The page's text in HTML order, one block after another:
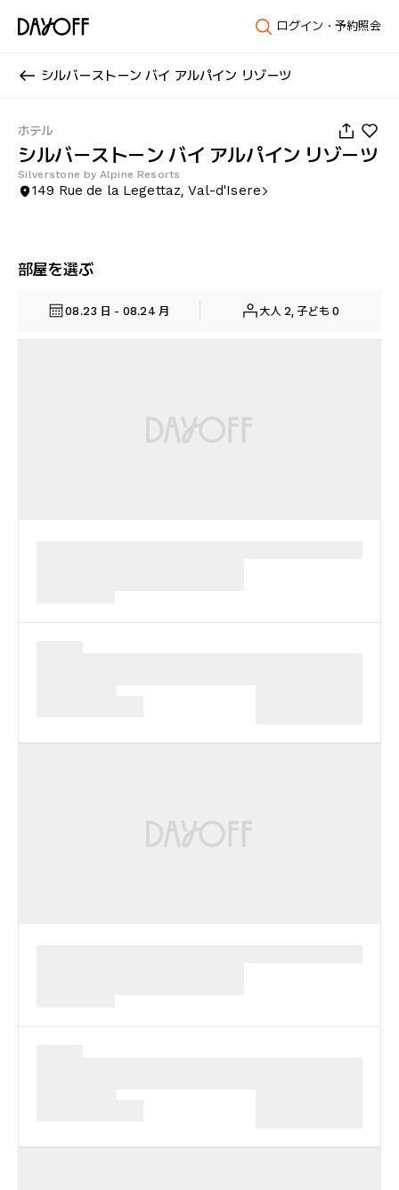
ログイン・予約照会
シルバーストーン バイ アルパイン リゾーツ
ホテル
シルバーストーン バイ アルパイン リゾーツ
Silverstone by Alpine Resorts
149 Rue de la Legettaz, Val-d'Isere
部屋を選ぶ
08.23 日 - 08.24 月 大人 2, 子ども 0